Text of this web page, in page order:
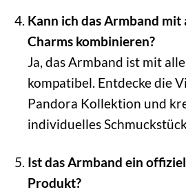
Kann ich das Armband
Charms kombinieren?
Ja, das Armband ist mit
kompatibel. Entdecke die
Pandora Kollektion und
individuelles
Ist das Armband ein
Produkt?